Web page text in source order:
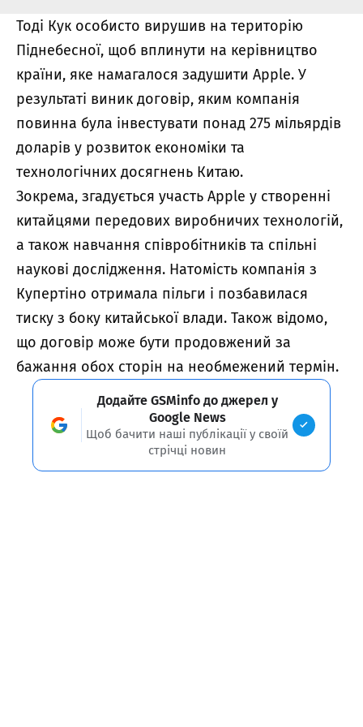
Тоді Кук особисто вирушив на територію
Піднебесної, щоб вплинути на керівництво
країни, яке намагалося задушити Apple. У
результаті виник договір, яким компанія
повинна була інвестувати понад 275 мільярдів
доларів у розвиток економіки та
технологічних досягнень Китаю.
Зокрема, згадується участь Apple у створенні
китайцями передових виробничих технологій,
а також навчання співробітників та спільні
наукові дослідження. Натомість компанія з
Купертіно отримала пільги і позбавилася
тиску з боку китайської влади. Також відомо,
що договір може бути продовжений за
бажання обох сторін на необмежений термін.
Додайте GSMinfo до джерел у
Google News
Щоб бачити наші публікації у своїй
стрічці новин